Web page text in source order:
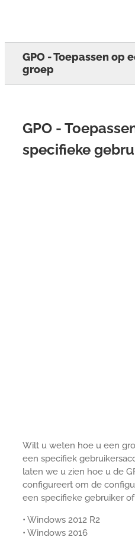
GPO - Toepassen op
groep
GPO -
specifieke
Wilt u weten hoe u een
een specifiek
laten we u zien hoe u de
configureert om de
een specifieke gebruiker
• Windows 2012 R2
• Windows 2016